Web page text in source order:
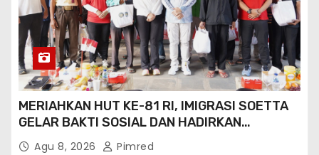
MERIAHKAN HUT KE-81 RI, IMIGRASI SOETTA
GELAR BAKTI SOSIAL DAN HADIRKAN
LAYANAN PASPOR DI AKHIR PEKAN
Agu 8, 2026 Pimred